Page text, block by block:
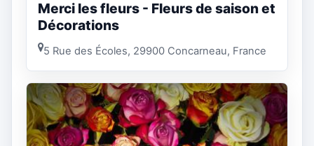
Merci les fleurs - Fleurs de saison et
Décorations
5 Rue des Écoles, 29900 Concarneau, France